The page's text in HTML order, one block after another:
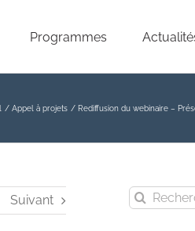
Programmes
Appel à projets Rediffusion du webinaire –
Suivant Rechercher